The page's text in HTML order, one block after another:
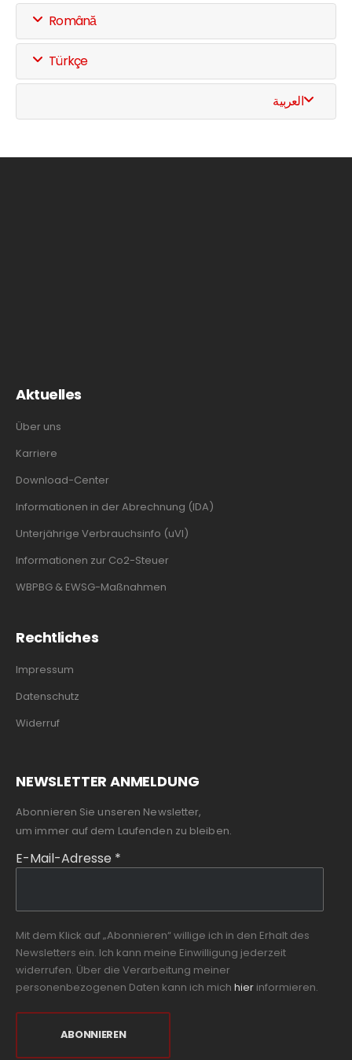
Română
Türkçe
العربية
Aktuelles
Über uns
Karriere
Download-Center
Informationen in der Abrechnung (IDA)
Unterjährige Verbrauchsinfo (uVI)
Informationen zur Co2-Steuer
WBPBG & EWSG-Maßnahmen
Rechtliches
Impressum
Datenschutz
Widerruf
NEWSLETTER ANMELDUNG
Abonnieren Sie unseren Newsletter,
um immer auf dem Laufenden zu bleiben.
E-Mail-Adresse *
Mit dem Klick auf „Abonnieren“ willige ich in den Erhalt des
Newsletters ein. Ich kann meine Einwilligung jederzeit
widerrufen. Über die Verarbeitung meiner
personenbezogenen Daten kann ich mich hier informieren.